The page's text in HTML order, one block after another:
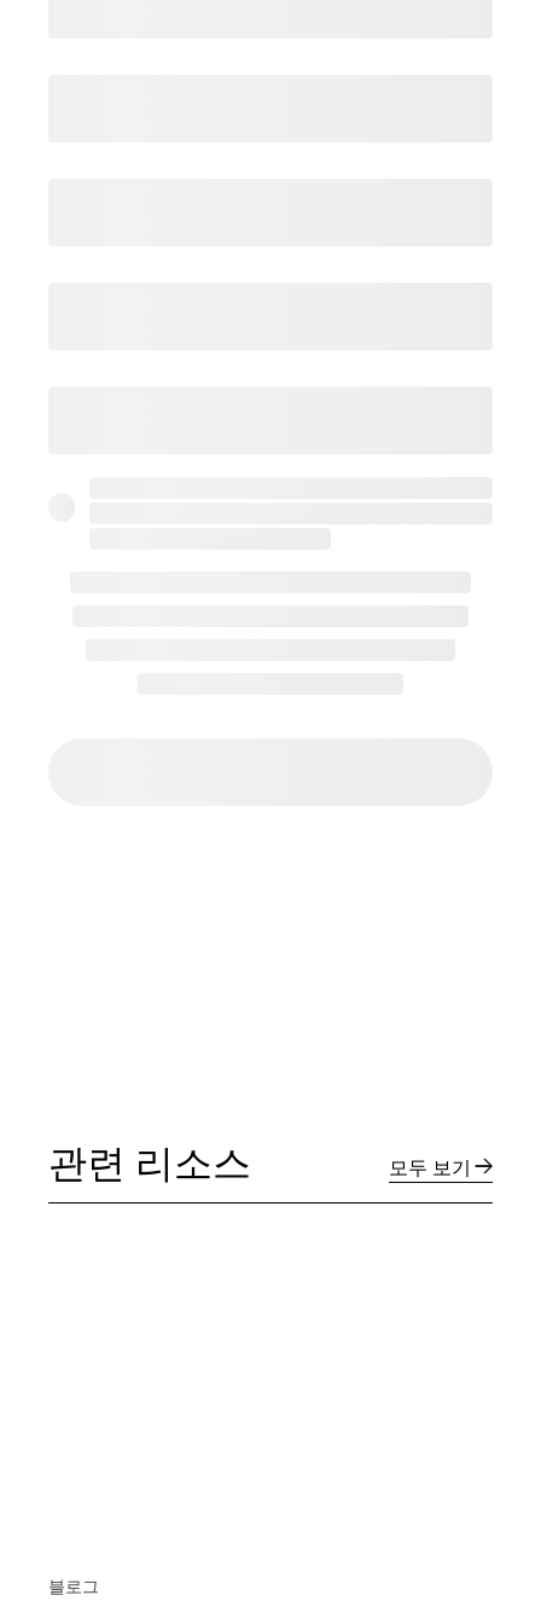
관련 리소스 모두 보기
블로그